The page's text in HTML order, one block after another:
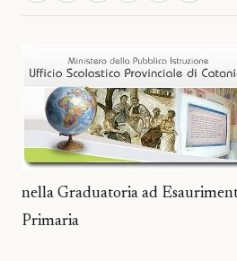
nella Graduatoria ad
Primaria